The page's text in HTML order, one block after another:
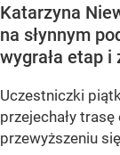
Katarzyna
na słynnym
wygrała etap i
Uczestniczki
przejechały
przewyższeniu